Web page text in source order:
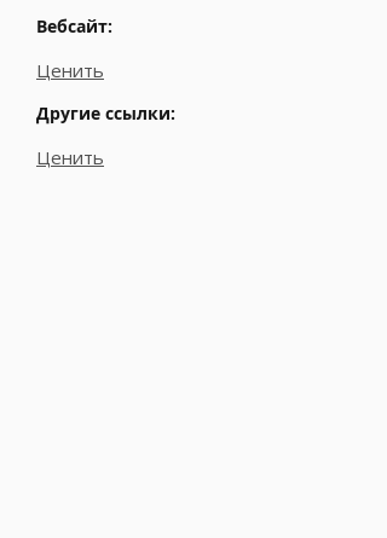
Вебсайт:
Ценить
Другие ссылки:
Ценить